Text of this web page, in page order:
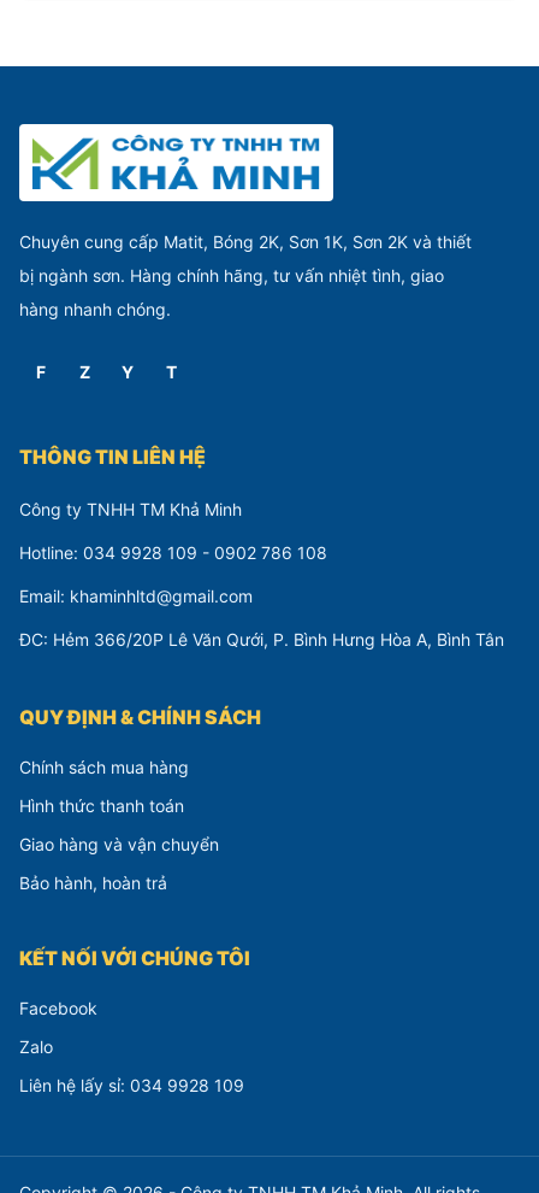
Chuyên cung cấp Matit, Bóng 2K, Sơn 1K, Sơn 2K và thiết
bị ngành sơn. Hàng chính hãng, tư vấn nhiệt tình, giao
hàng nhanh chóng.
F Z Y T
THÔNG TIN LIÊN HỆ
Công ty TNHH TM Khả Minh
Hotline: 034 9928 109 - 0902 786 108
Email: khaminhltd@gmail.com
ĐC: Hẻm 366/20P Lê Văn Qưới, P. Bình Hưng Hòa A, Bình Tân
QUY ĐỊNH & CHÍNH SÁCH
Chính sách mua hàng
Hình thức thanh toán
Giao hàng và vận chuyển
Bảo hành, hoàn trả
KẾT NỐI VỚI CHÚNG TÔI
Facebook
Zalo
Liên hệ lấy sỉ: 034 9928 109